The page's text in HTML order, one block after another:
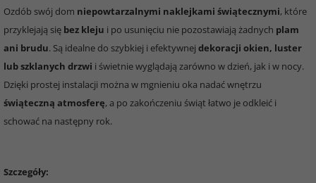
Ozdób swój dom niepowtarzalnymi naklejkami świątecznymi, które
przyklejają się bez kleju i po usunięciu nie pozostawiają żadnych plam
ani brudu. Są idealne do szybkiej i efektywnej dekoracji okien, luster
lub szklanych drzwi i świetnie wyglądają zarówno w dzień, jak i w nocy.
Dzięki prostej instalacji można w mgnieniu oka nadać wnętrzu
świąteczną atmosferę, a po zakończeniu świąt łatwo je odkleić i
schować na następny rok.
Szczegóły: